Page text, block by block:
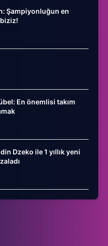
Şampiyonluğun en
En önemlisi takım
Dzeko ile 1 yıllık yeni